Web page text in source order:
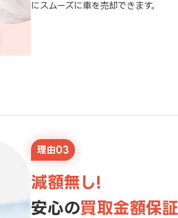
にスムーズに車を売却できます。
理由03
減額無し!
安心の買取金額保証